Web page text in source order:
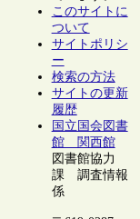
このサイトに
ついて
サイトポリシ
ー
検索の方法
サイトの更新
履歴
国立国会図書
館 関西館
図書館協力
課 調査情報
係